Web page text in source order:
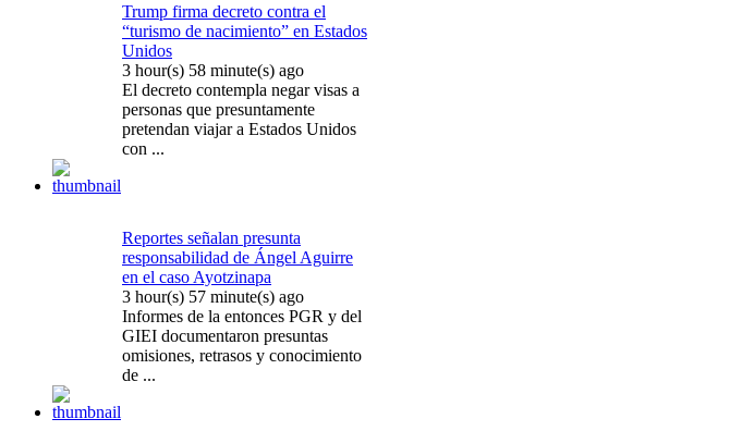
Trump firma decreto contra el
“turismo de nacimiento” en Estados
Unidos
3 hour(s) 58 minute(s) ago
El decreto contempla negar visas a
personas que presuntamente
pretendan viajar a Estados Unidos
con ...
Reportes señalan presunta
responsabilidad de Ángel Aguirre
en el caso Ayotzinapa
3 hour(s) 57 minute(s) ago
Informes de la entonces PGR y del
GIEI documentaron presuntas
omisiones, retrasos y conocimiento
de ...